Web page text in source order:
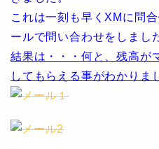
これは一刻も早くXMに問
ールで問い合わせをしまし
結果は・・・何と、残高が
してもらえる事がわかりま